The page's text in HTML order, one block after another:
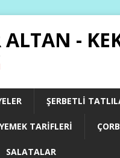
ALTAN -
ŞERBETLI
TARIFLERI
SALATALAR